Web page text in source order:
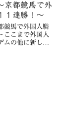
京都競馬で外
１連勝！～
競馬で外国人騎
ここまで外国人
ムの他に新しく